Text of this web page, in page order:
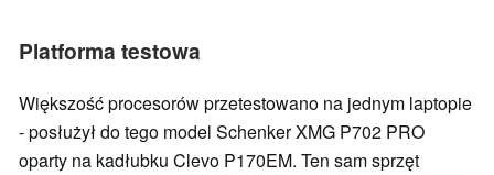
Platforma testowa
Większość procesorów przetestowano na jednym laptopie
- posłużył do tego model Schenker XMG P702 PRO
oparty na kadłubku Clevo P170EM. Ten sam sprzęt